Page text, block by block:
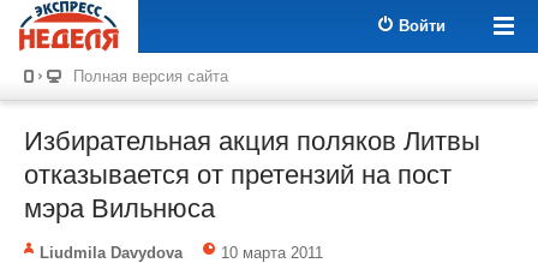
Войти
Полная версия сайта
Избирательная акция поляков Литвы
отказывается от претензий на пост
мэра Вильнюса
Liudmila Davydova 10 марта 2011